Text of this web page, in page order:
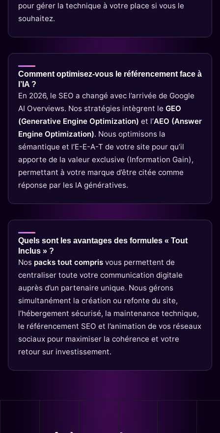
pour gérer la technique à votre place si vous le
souhaitez.
Comment optimisez-vous le référencement face à
l’IA ?
En 2026, le SEO a changé avec l’arrivée de Google
AI Overviews. Nos stratégies intègrent le GEO
(Generative Engine Optimization) et l’AEO (Answer
Engine Optimization). Nous optimisons la
sémantique et l’E-E-A-T de votre site pour qu’il
apporte de la valeur exclusive (Information Gain),
permettant à votre marque d’être citée comme
réponse par les IA génératives.
Quels sont les avantages des formules « Tout
Inclus » ?
Nos packs tout compris vous permettent de
centraliser toute votre communication digitale
auprès d’un partenaire unique. Nous gérons
simultanément la création ou refonte du site,
l’hébergement sécurisé, la maintenance technique,
le référencement SEO et l’animation de vos réseaux
sociaux pour maximiser la cohérence et votre
retour sur investissement.